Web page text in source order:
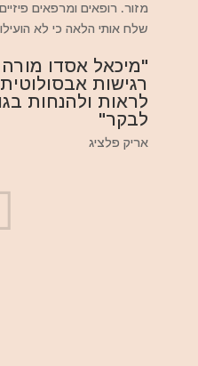
מזור. רופאים ומרפאים
שלח אותי הלאה כי לא הועילו,
"מיכאל אסדו
רגישות
לראות ולהנחות
לבקר"
אריק פלציג